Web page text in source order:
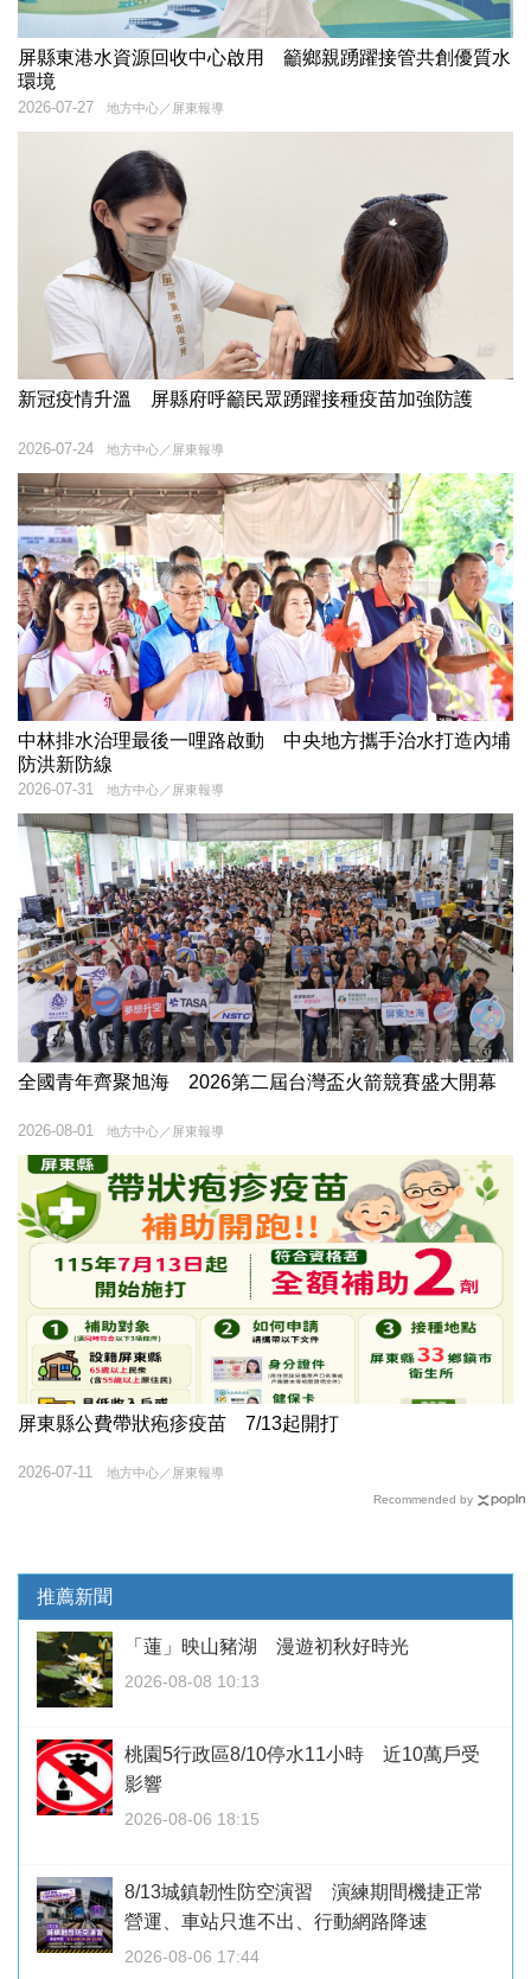
屏縣東港水資源回收中心啟用 籲鄉親踴躍接管共創優質水
環境
地方中心／屏東報導
2026-07-27
新冠疫情升溫 屏縣府呼籲民眾踴躍接種疫苗加強防護
地方中心／屏東報導
2026-07-24
中林排水治理最後一哩路啟動 中央地方攜手治水打造內埔
防洪新防線
地方中心／屏東報導
2026-07-31
全國青年齊聚旭海 2026第二屆台灣盃火箭競賽盛大開幕
地方中心／屏東報導
2026-08-01
屏東縣公費帶狀疱疹疫苗 7/13起開打
地方中心／屏東報導
2026-07-11
Recommended by
推薦新聞
「蓮」映山豬湖 漫遊初秋好時光
2026-08-08 10:13
桃園5行政區8/10停水11小時 近10萬戶受
影響
2026-08-06 18:15
8/13城鎮韌性防空演習 演練期間機捷正常
營運、車站只進不出、行動網路降速
2026-08-06 17:44